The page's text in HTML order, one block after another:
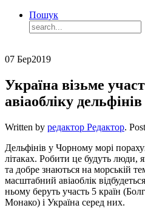
Пошук
07 Бер2019
Україна візьме
авіаобліку
Written by редактор Редактор.
Дельфінів у Чорному морі
літаках. Робити це будуть люди,
та добре знаються на морській
масштабний авіаоблік
ньому беруть участь 5 країн
Монако) і Україна серед них.